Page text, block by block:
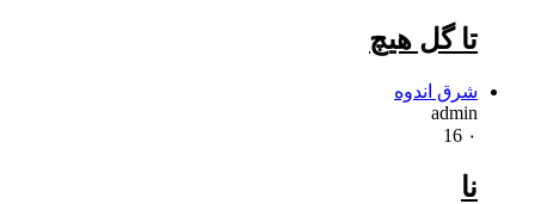
تا گل هیچ
شرق اندوه
admin
۰
نا